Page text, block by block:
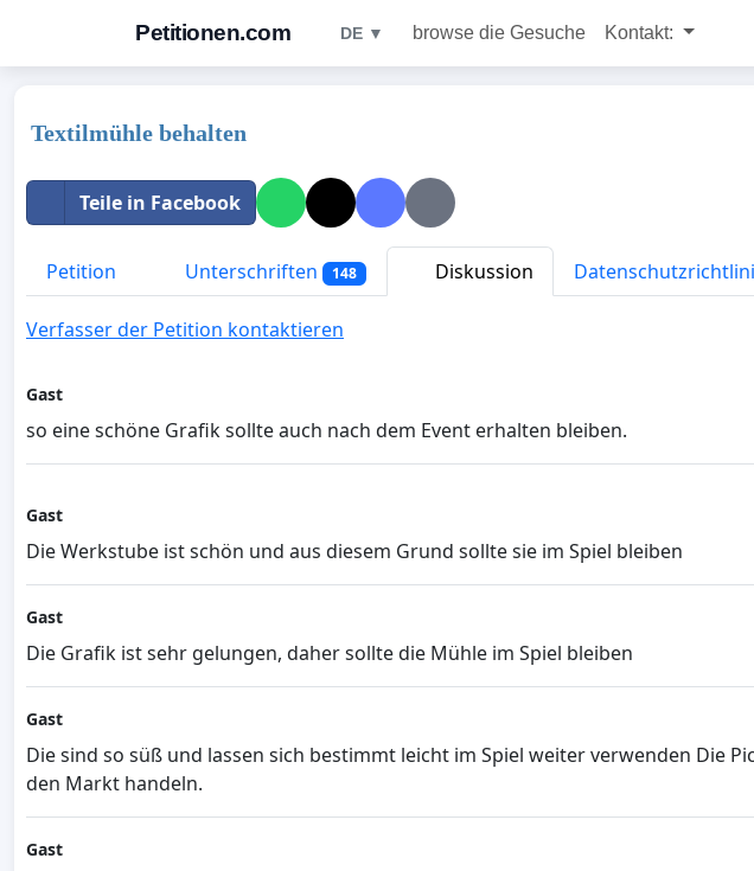
Petitionen.com DE ▼ browse die Gesuche Kontakt:
Textilmühle behalten
Teile in Facebook
Petition Unterschriften 148 Diskussion
Verfasser der Petition kontaktieren
Gast
so eine schöne Grafik sollte auch nach dem Event erhalten bleiben.
Gast
Die Werkstube ist schön und aus diesem Grund sollte sie im Spiel bleiben
Gast
Die Grafik ist sehr gelungen, daher sollte die Mühle im Spiel bleiben
Gast
Die sind so süß und lassen sich bestimmt leicht im Spiel weiter verwenden Die
den Markt handeln.
Gast